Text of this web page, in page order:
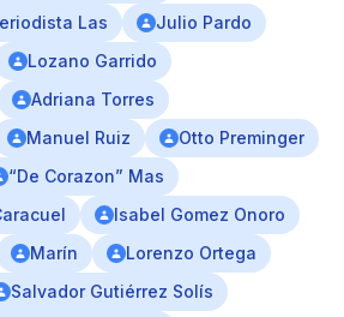
Las
Julio Pardo
Lozano Garrido
Adriana Torres
Manuel Ruiz
Otto Preminger
“De Corazon” Mas
Isabel Gomez Onoro
Marín
Lorenzo Ortega
Salvador Gutiérrez Solís